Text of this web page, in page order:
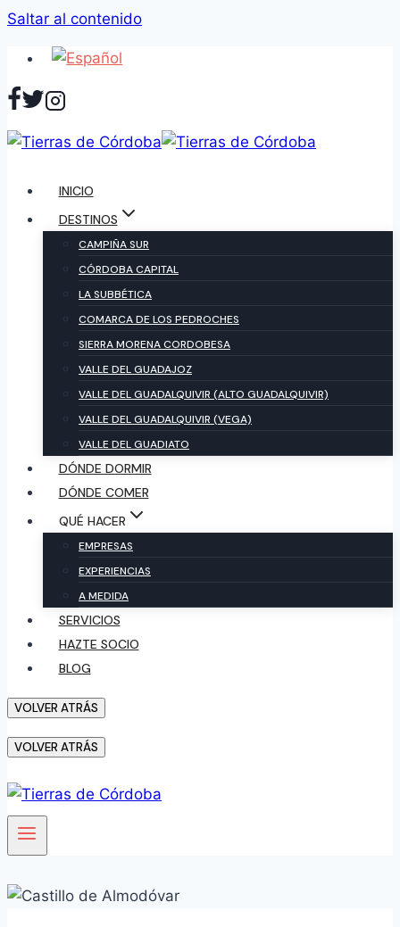
Saltar al contenido
INICIO
DESTINOS
CAMPIÑA SUR
CÓRDOBA CAPITAL
LA SUBBÉTICA
COMARCA DE LOS PEDROCHES
SIERRA MORENA CORDOBESA
VALLE DEL GUADAJOZ
VALLE DEL GUADALQUIVIR (ALTO GUADALQUIVIR)
VALLE DEL GUADALQUIVIR (VEGA)
VALLE DEL GUADIATO
DÓNDE DORMIR
DÓNDE COMER
QUÉ HACER
EMPRESAS
EXPERIENCIAS
A MEDIDA
SERVICIOS
HAZTE SOCIO
BLOG
VOLVER ATRÁS
VOLVER ATRÁS